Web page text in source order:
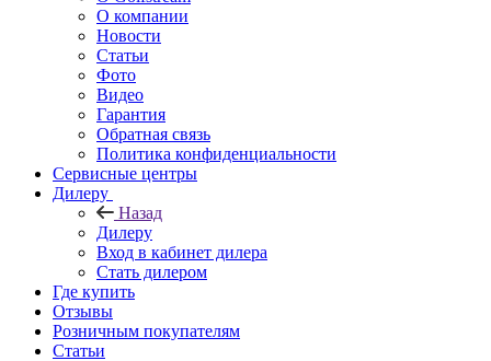
О компании
Новости
Статьи
Фото
Видео
Гарантия
Обратная связь
Политика конфиденциальности
Сервисные центры
Дилеру
Назад
Дилеру
Вход в кабинет дилера
Стать дилером
Где купить
Отзывы
Розничным покупателям
Статьи